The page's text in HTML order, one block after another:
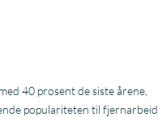
40 prosent de siste årene,
populariteten til fjernarbeid,